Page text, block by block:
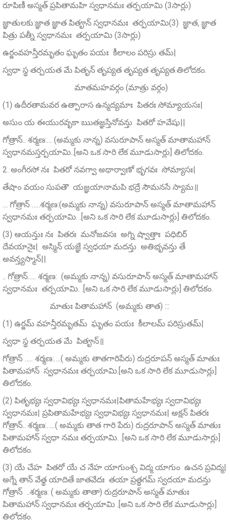
రూపిణీ అస్మత్‌ ప్రపితామహి స్వధానమః తర్పయామి (3సార్లు)
జ్ఞాతులకు:జ్ఞాత జ్ఞాత పితౄన్‌ స్వధానమః తర్పయామి(3) జ్ఞాత, జ్ఞాత
పిత్రు పత్నీ స్వధానమః తర్పయామి (3సార్లు)
ఉర్జంవహన్తీరమృతం ఘృతం పయః కీలాలం పరిస్రు తమ్‌|
స్వధా స్థ తర్పయత మే పితృన్‌ తృప్యత తృప్యత తృప్యత.తిలోదకం.
మాతమహవర్గం (మాత్రు వర్గం)
(1) ఉదీరతామవర ఉత్పారాస ఉన్మద్యమాః పితరః సోమ్యాయసః|
అసుం య ఈయురవృకా ఋతజ్ఞస్తేనోవన్తు పితరో హవేషు||
గోత్రాన్.. శర్మణ:… (అమ్మకు నాన్న) వసురూపాన్‌ అస్మత్‌ మాతామహాన్
స్వధానమస్తర్పయామి..[అని ఒక సారి లేక మూడుసార్లు] తిలోదకం.
2. అంగీరసో నః పితరో నవగ్వా అథార్వాణో భృగవః సోమ్యాసః|
తేషాం వయం సుపతౌ యజ్ఞయానామపి భద్రే సౌమనసే స్యామ॥
… గోత్రాన్ …..శర్మణ:(అమ్మకు నాన్న) వసురూపాన్‌ అస్మత్ మాతామహాన్
స్వధానమః తర్పయామి. .[అని ఒక సారి లేక మూడుసార్లు] తిలోదకం.
(3) ఆయన్తుః నః పితరః మనోజవసః అగ్ని ష్వాత్తాః పధిబిర్
దేవయానైః| అస్మిన్‌ యజ్ఞే స్వధయా మదన్తు అతిభృవన్తు తే
అవన్త్యస్మాన్‌||
.. గోత్రాన్….. శర్మణ: (అమ్మకు నాన్న) వసురూపాన్‌ అస్మత్ మాతామహాన్
స్వధానమః తర్పయామి. .[అని ఒక సారి లేక మూడుసార్లు] తిలోదకం.
మాతుః పితామహాన్ (అమ్మకు తాత) :::
(1) ఉర్జమ్‌ వహన్తీరమృతమ్ ఘృతం పయః కీలాలమ్‌ పరిస్రుతమ్‌|
స్వధా స్థ తర్పయత మే పితౄన్‌॥
గోత్రాన్ ….. శర్మణ:….( అమ్మకు తాతగారిపేరు) రుద్రరూపన్‌ అస్మత్‌ మాతుః
పితామహాన్ స్వధానమః తర్పయామి.[అని ఒక సారి లేక మూడుసార్లు]
తిలోదకం.
(2) పితృభ్యః స్వధావిభ్యః స్వధానమః|పితామహేభ్యః స్వదావిభ్యః
స్వధానమః| ప్రపితామహేభ్యః స్వధావిభ్యః స్వధానమః| అక్షన్ పితరః
గోత్రాన్.. శర్మణ:…..( అమ్మకు తాత గారి పేరు) రుద్రరూపాన్ అస్మత్ మాతుః
పితామహాన్ స్వధా నమః తర్పయామి. .[అని ఒక సారి లేక మూడుసార్లు]
తిలోదకం.
(3) యే చేహ పితరో యే చ నేహ యాగుంశ్చ విద్మ యాగుం ఉచన ప్రవిద్మ|
అగ్నే తాన్‌ వేత్థ యాదితే జాతవేదః తయా ప్రత్థగమ్‌ స్వదయా మదన్తు
గోత్రాన్ ..శర్మణ: ( అమ్మకు తాతా) రుద్రరూపాన్‌ అస్మత్‌ మాతుః
పితామహాన్‌ స్వధానమః తర్పయామి .[అని ఒక సారి లేక మూడుసార్లు]
తిలోదకం.